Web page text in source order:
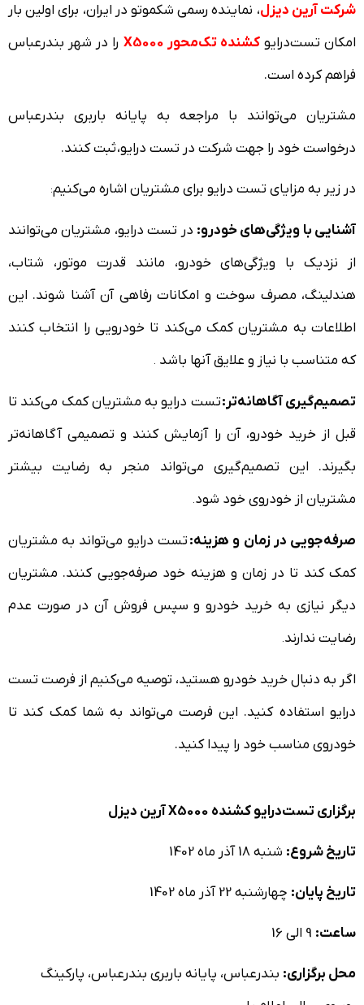
شرکت آرین دیزل، نماینده رسمی شکموتو در ایران، برای اولین بار
امکان تست‌درایوکشنده تک‌محور X5000
را در شهر بندرعباس
فراهم کرده است.
مشتریان می‌توانند با مراجعه به پایانه باربری بندرعباس
درخواست خود را جهت شرکت در تست درایو، ثبت کنند.
در زیر به مزایای تست درایو برای مشتریان اشاره می‌کنیم:
آشنایی با ویژگی‌های خودرو: در تست درایو، مشتریان می‌توانند
از نزدیک با ویژگی‌های خودرو، مانند قدرت موتور، شتاب،
هندلینگ، مصرف سوخت و امکانات رفاهی آن آشنا شوند. این
اطلاعات به مشتریان کمک می‌کند تا خودرویی را انتخاب کنند
که متناسب با نیاز و علایق آنها باشد .
تصمیم‌گیری آگاهانه‌تر:تست درایو به مشتریان کمک می‌کند تا
قبل از خرید خودرو، آن را آزمایش کنند و تصمیمی آگاهانه‌تر
بگیرند. این تصمیم‌گیری می‌تواند منجر به رضایت بیشتر
مشتریان از خودروی خود شود.
صرفه‌جویی در زمان و هزینه:تست درایو می‌تواند به مشتریان
کمک کند تا در زمان و هزینه خود صرفه‌جویی کنند. مشتریان
دیگر نیازی به خرید خودرو و سپس فروش آن در صورت عدم
رضایت ندارند.
اگر به دنبال خرید خودرو هستید، توصیه می‌کنیم از فرصت تست
درایو استفاده کنید. این فرصت می‌تواند به شما کمک کند تا
خودروی مناسب خود را پیدا کنید.
برگزاریتست‌درایو کشنده X5000 آرین دیزل
تاریخ شروع: شنبه 18 آذر ماه 1402
تاریخ پایان: چهارشنبه 22 آذر ماه 1402
ساعت:
محل برگزاری: بندرعباس، پایانه باربری بندرعباس، پارکینگ